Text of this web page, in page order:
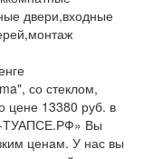
двери,входные
со стеклом,
цене 13380 руб. в
ТУАПСЕ.РФ» Вы
ценам. У нас вы